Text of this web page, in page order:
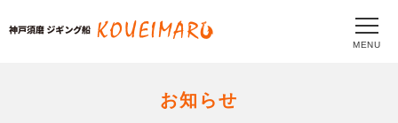
MENU
お知らせ